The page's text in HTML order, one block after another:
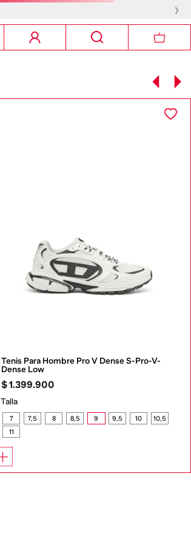
›
Tenis Para Hombre Pro V Dense S-Pro-V-
Dense Low
$1.399.900
Talla
7 7,5 8 8,5 9 9,5 10
10,5
11